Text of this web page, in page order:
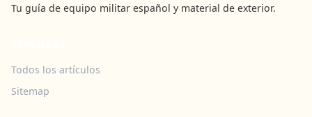
Tu guía de equipo militar español y material de exterior.
Todos los artículos
Sitemap